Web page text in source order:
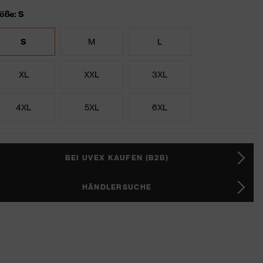
S
S M L
XL XXL 3XL
4XL 5XL 6XL
BEI UVEX KAUFEN (B2B)
HÄNDLERSUCHE